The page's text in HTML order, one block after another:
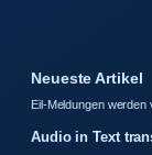
Neueste Artikel
Eil-Meldungen werden
Audio in Text